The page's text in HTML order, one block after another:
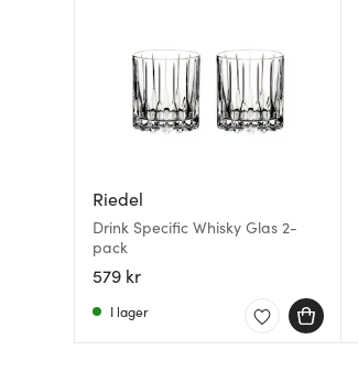
Riedel
Drink Specific Whisky Glas 2-
pack
579 kr
I lager